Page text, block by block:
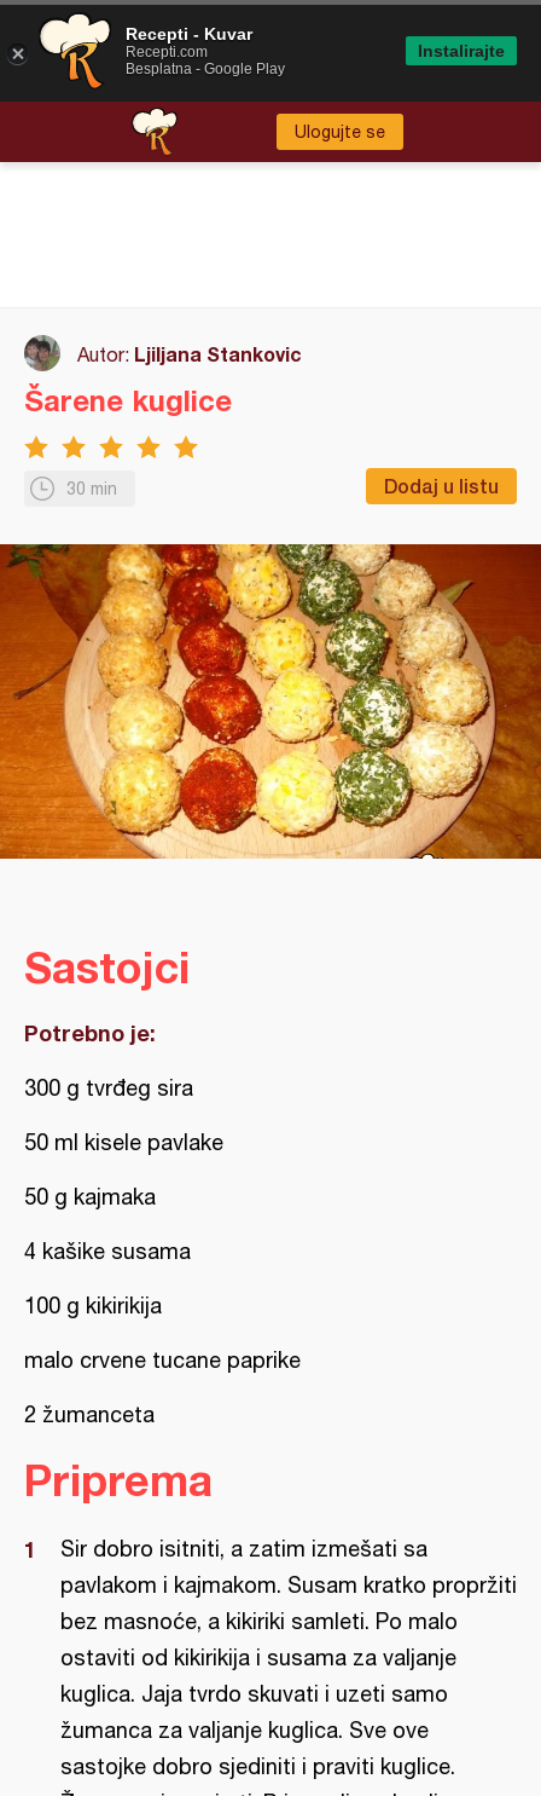
Ulogujte se
Autor: Ljiljana Stankovic
30 min Dodaj u listu
Šarene kuglice
Sastojci
Potrebno je:
300 g tvrđeg sira
50 ml kisele pavlake
50 g kajmaka
4 kašike susama
100 g kikirikija
malo crvene tucane paprike
2 žumanceta
Priprema
Sir dobro isitniti, a zatim izmešati sa
pavlakom i kajmakom. Susam kratko propržiti
bez masnoće, a kikiriki samleti. Po malo
ostaviti od kikirikija i susama za valjanje
kuglica. Jaja tvrdo skuvati i uzeti samo
žumanca za valjanje kuglica. Sve ove
sastojke dobro sjediniti i praviti kuglice.
Recepti - Kuvar
Recepti.com
Besplatna - Google Play
Instalirajte